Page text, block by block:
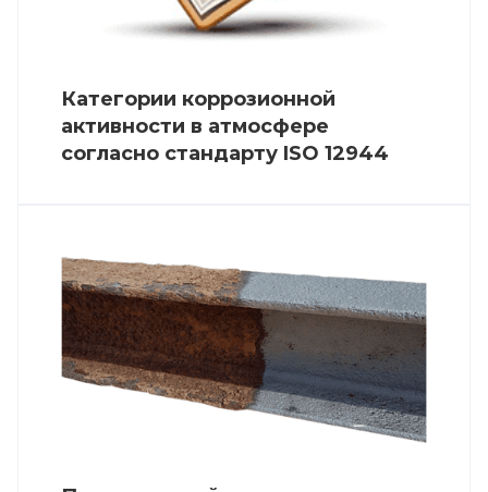
Категории коррозионной
активности в атмосфере
согласно стандарту ISO 12944